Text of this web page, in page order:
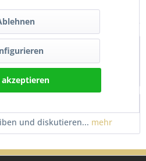
CB 500 T – Gewinde
mm Filtereinsatz...
und diskutieren... mehr
akzeptieren